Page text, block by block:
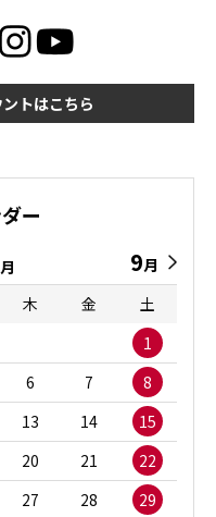
トはこちら
ー
月 9月
木 金
土
1
6 7
8
13 14
15
20 21
22
27 28 29